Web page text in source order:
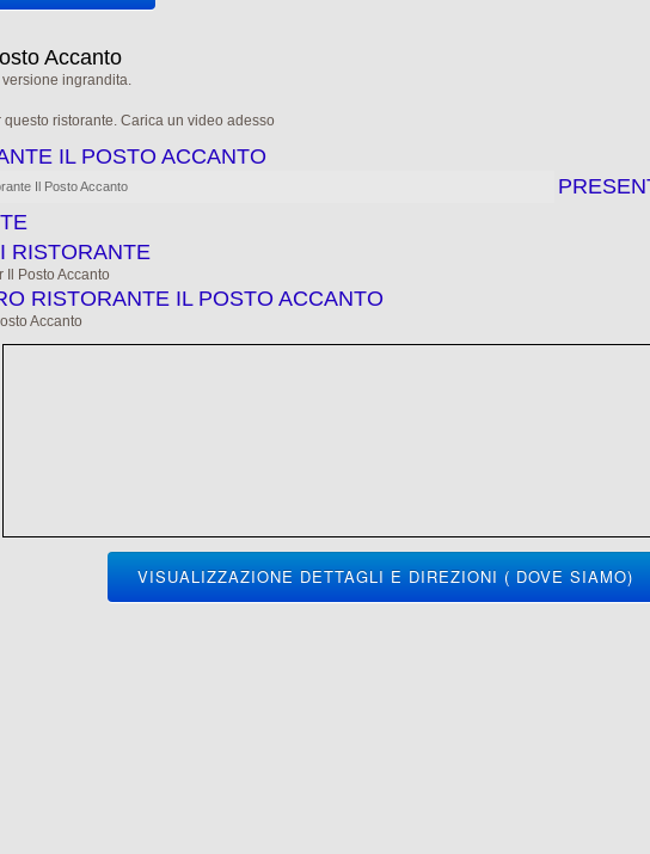
Accanto
ingrandita.
ristorante. Carica un video adesso
IL POSTO ACCANTO
Il Posto Accanto
RISTORANTE
Il Posto Accanto
RISTORANTE IL POSTO ACCANTO
Accanto
VISUALIZZAZIONE DETTAGLI E DIREZIONI ( DOVE SIAMO)